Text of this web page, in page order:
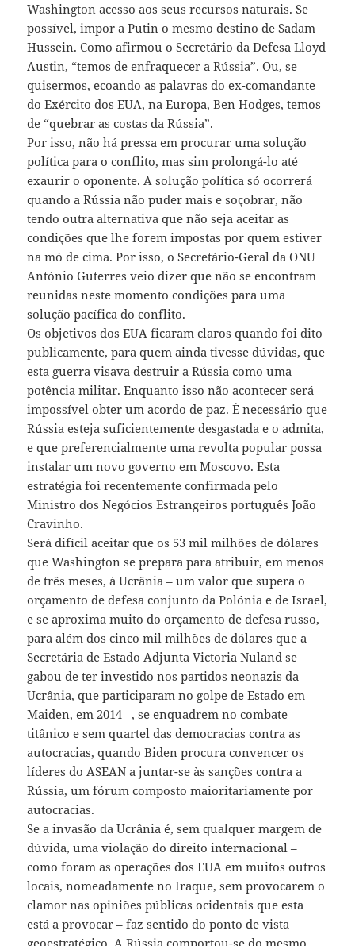
Washington acesso aos seus recursos naturais. Se
possível, impor a Putin o mesmo destino de Sadam
Hussein. Como afirmou o Secretário da Defesa Lloyd
Austin, “temos de enfraquecer a Rússia”. Ou, se
quisermos, ecoando as palavras do ex-comandante
do Exército dos EUA, na Europa, Ben Hodges, temos
de “quebrar as costas da Rússia”.
Por isso, não há pressa em procurar uma solução
política para o conflito, mas sim prolongá-lo até
exaurir o oponente. A solução política só ocorrerá
quando a Rússia não puder mais e soçobrar, não
tendo outra alternativa que não seja aceitar as
condições que lhe forem impostas por quem estiver
na mó de cima. Por isso, o Secretário-Geral da ONU
António Guterres veio dizer que não se encontram
reunidas neste momento condições para uma
solução pacífica do conflito.
Os objetivos dos EUA ficaram claros quando foi dito
publicamente, para quem ainda tivesse dúvidas, que
esta guerra visava destruir a Rússia como uma
potência militar. Enquanto isso não acontecer será
impossível obter um acordo de paz. É necessário que
Rússia esteja suficientemente desgastada e o admita,
e que preferencialmente uma revolta popular possa
instalar um novo governo em Moscovo. Esta
estratégia foi recentemente confirmada pelo
Ministro dos Negócios Estrangeiros português João
Cravinho.
Será difícil aceitar que os 53 mil milhões de dólares
que Washington se prepara para atribuir, em menos
de três meses, à Ucrânia – um valor que supera o
orçamento de defesa conjunto da Polónia e de Israel,
e se aproxima muito do orçamento de defesa russo,
para além dos cinco mil milhões de dólares que a
Secretária de Estado Adjunta Victoria Nuland se
gabou de ter investido nos partidos neonazis da
Ucrânia, que participaram no golpe de Estado em
Maiden, em 2014 –, se enquadrem no combate
titânico e sem quartel das democracias contra as
autocracias, quando Biden procura convencer os
líderes do ASEAN a juntar-se às sanções contra a
Rússia, um fórum composto maioritariamente por
autocracias.
Se a invasão da Ucrânia é, sem qualquer margem de
dúvida, uma violação do direito internacional –
como foram as operações dos EUA em muitos outros
locais, nomeadamente no Iraque, sem provocarem o
clamor nas opiniões públicas ocidentais que esta
está a provocar – faz sentido do ponto de vista